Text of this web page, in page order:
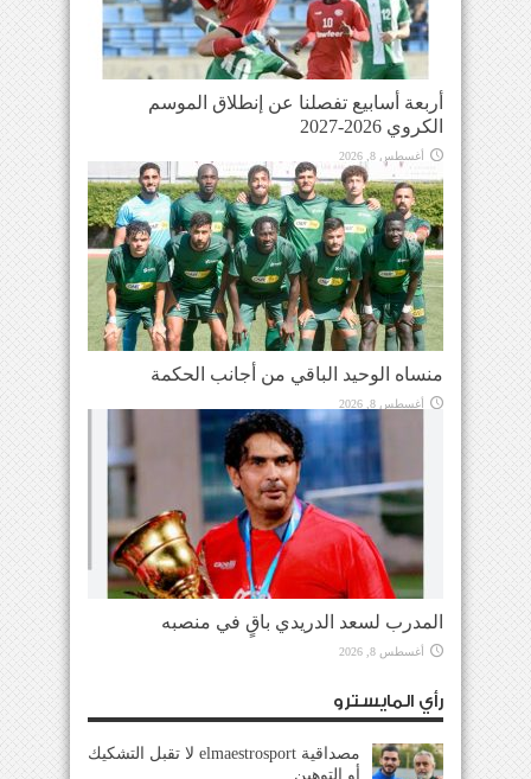
أربعة أسابيع تفصلنا عن إنطلاق الموسم
الكروي 2026-2027
أغسطس 8, 2026
منساه الوحيد الباقي من أجانب الحكمة
أغسطس 8, 2026
المدرب لسعد الدريدي باقٍ في منصبه
أغسطس 8, 2026
رأي المايسترو
مصداقية elmaestrosport لا تقبل التشكيك
أو التوهين